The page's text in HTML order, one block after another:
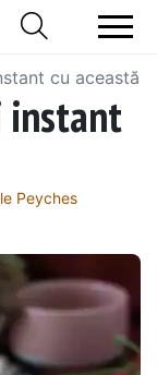
cu această
instant
Peyches